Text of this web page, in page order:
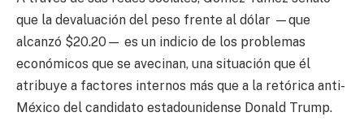
que la devaluación del peso frente al dólar —que
alcanzó $20.20— es un indicio de los problemas
económicos que se avecinan, una situación que él
atribuye a factores internos más que a la retórica anti-
México del candidato estadounidense Donald Trump.